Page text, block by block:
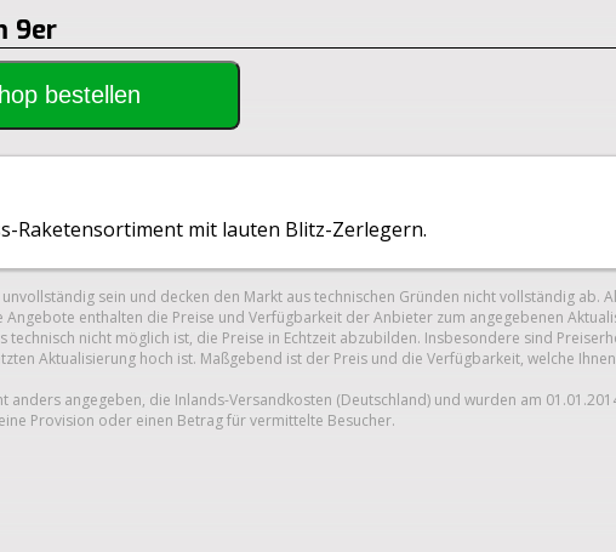
9er
bestellen
Raketensortiment mit lauten Blitz-Zerlegern.
sein und decken den Markt aus technischen Gründen nicht vollständig ab.
enthalten die Preise und Verfügbarkeit der Anbieter zum angegebenen
technisch nicht möglich ist, die Preise in Echtzeit abzubilden. Insbesondere sind
Aktualisierung hoch ist. Maßgebend ist der Preis und die Verfügbarkeit, welche
anders angegeben, die Inlands-Versandkosten (Deutschland) und wurden am
Provision oder einen Betrag für vermittelte Besucher.